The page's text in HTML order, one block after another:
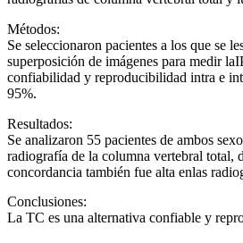
Métodos:
Se seleccionaron pacientes a los que se
superposición de imágenes para medir
confiabilidad y reproducibilidad intra e
95%.
Resultados:
Se analizaron 55 pacientes de ambos
radiografía de la columna vertebral total,
concordancia también fue alta enlas
Conclusiones:
La TC es una alternativa confiable y